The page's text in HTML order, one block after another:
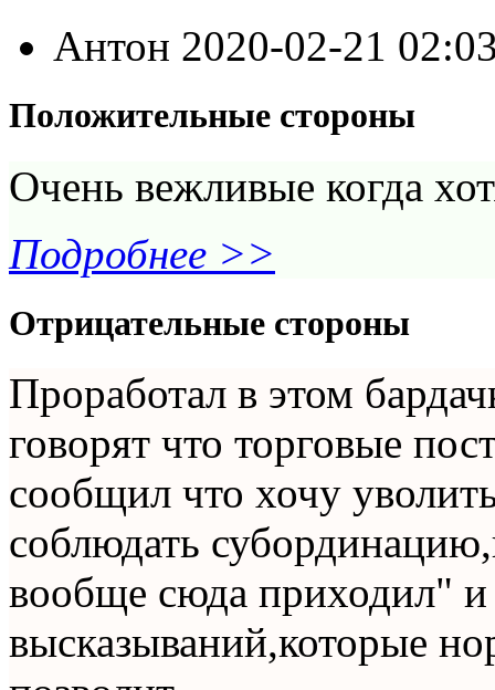
Антон 2020-02-21
Положительные стороны
Очень вежливые когда
Подробнее >>
Отрицательные стороны
Проработал в этом
говорят что торговые
сообщил что хочу
соблюдать
вообще сюда приходил"
высказываний,которые